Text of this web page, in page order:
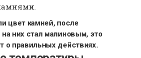
цвет камней, после
них стал малиновым, это
о правильных действиях.